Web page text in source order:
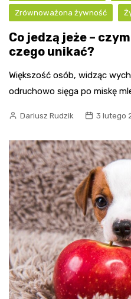
Zrównoważona żywność
Co jedzą jeże –
czego unikać?
Większość osób, widząc
odruchowo sięga po miskę
Dariusz Rudzik 3 lutego